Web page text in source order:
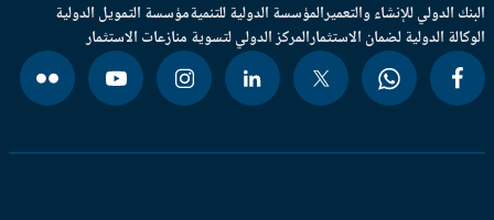
الدولي للإنشاء والتعميرالمؤسسة الدولية للتنميةمؤسسة التمويل الدولية
الدولية لضمان الاستثمارالمركز الدولي لتسوية منازعات الاستثمار